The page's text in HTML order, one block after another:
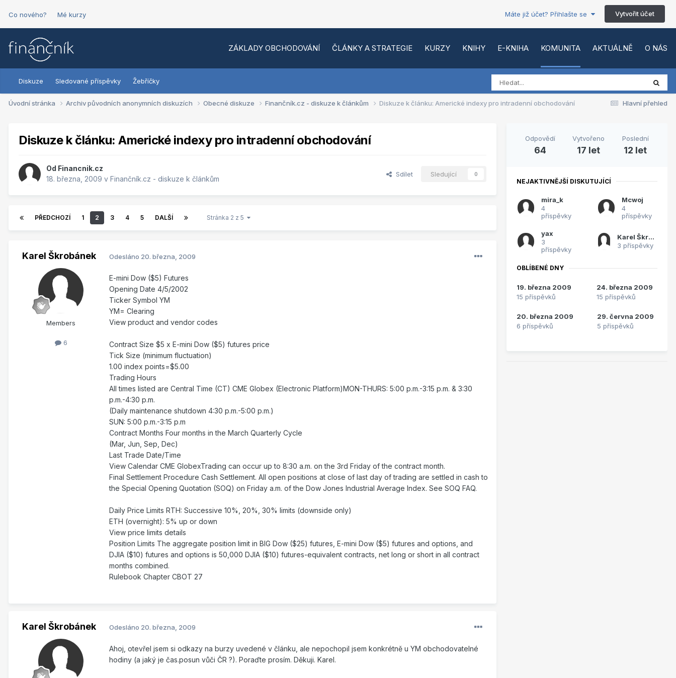
Co nového? Mé kurzy Máte již účet? Přihlašte se Vytvořit účet
ZÁKLADY OBCHODOVÁNÍ ČLÁNKY A STRATEGIE KURZY KNIHY E-KNIHA KOMUNITA AKTUÁLNĚ O NÁS
Diskuze Sledované příspěvky Žebříčky
Hlavní přehled
Úvodní stránka Archiv původních anonymních diskuzích Obecné diskuze Finančník.cz - diskuze k článkům Diskuze k článku: Americké indexy pro intradenní obchodování
Diskuze k článku: Americké indexy pro intradenní obchodování
Od Financnik.cz
18. března, 2009 v Finančník.cz - diskuze k článkům
Sdílet Sledující 0
PŘEDCHOZÍ 1 2 3 4 5 DALŠÍ Stránka 2 z 5
Karel Škrobánek
Members
6
Odesláno 20. března, 2009
E-mini Dow ($5) Futures
Opening Date 4/5/2002
Ticker Symbol YM
YM= Clearing
View product and vendor codes
Contract Size $5 x E-mini Dow ($5) futures price
Tick Size (minimum fluctuation)
1.00 index points=$5.00
Trading Hours
All times listed are Central Time (CT) CME Globex (Electronic Platform)MON-THURS: 5:00 p.m.-3:15 p.m. & 3:30
p.m.-4:30 p.m.
(Daily maintenance shutdown 4:30 p.m.-5:00 p.m.)
SUN: 5:00 p.m.-3:15 p.m
Contract Months Four months in the March Quarterly Cycle
(Mar, Jun, Sep, Dec)
Last Trade Date/Time
View Calendar CME GlobexTrading can occur up to 8:30 a.m. on the 3rd Friday of the contract month.
Final Settlement Procedure Cash Settlement. All open positions at close of last day of trading are settled in cash to
the Special Opening Quotation (SOQ) on Friday a.m. of the Dow Jones Industrial Average Index. See SOQ FAQ.
Daily Price Limits RTH: Successive 10%, 20%, 30% limits (downside only)
ETH (overnight): 5% up or down
View price limits details
Position Limits The aggregate position limit in BIG Dow ($25) futures, E-mini Dow ($5) futures and options, and
DJIA ($10) futures and options is 50,000 DJIA ($10) futures-equivalent contracts, net long or short in all contract
months combined.
Rulebook Chapter CBOT 27
Karel Škrobánek Odesláno 20. března, 2009
Ahoj, otevřel jsem si odkazy na burzy uvedené v článku, ale nepochopil jsem konkrétně u YM obchodovatelné
hodiny (a jaký je čas.posun vůči ČR ?). Poraďte prosím. Děkuji. Karel.
Odpovědí
64
Vytvořeno
17 let
Poslední
12 let
NEJAKTIVNĚJŠÍ DISKUTUJÍCÍ
mira_k
4
příspěvky
Mcwoj
4
příspěvky
yax
3
příspěvky
Karel Škrobánek
3 příspěvky
OBLÍBENÉ DNY
19. března 2009
15 příspěvků
24. března 2009
15 příspěvků
20. března 2009
6 příspěvků
29. června 2009
5 příspěvků